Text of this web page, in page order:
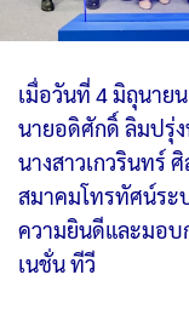
เมื่อวันที่ 4 มิถุนาย
นายอดิศักดิ์ ลิมปรุ่
นางสาวเกวรินทร์
สมาคมโทรทัศน์ระ
ความยินดีและมอบ
เนชั่น ทีวี